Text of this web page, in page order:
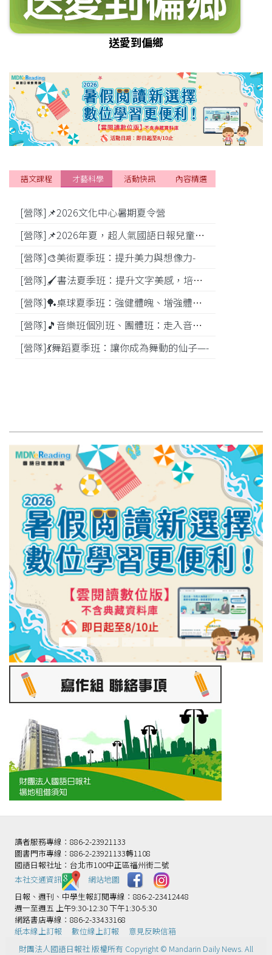
送愛到偏鄉
[營隊]📌2026文化中心暑期夏令營
[營隊]📌2026年夏，超人氣國語日報兒童商學院搶先報！
[營隊]🎨美術夏季班：提升美力與想像力-
[營隊]🖌️書法夏季班：提升文字美感，培養專注力—
[營隊]️🏓桌球夏季班：強健體魄、增強體能---
[營隊]🎵️音樂班個別班、團體班：走入音樂世界-
[營隊]💃舞蹈夏季班：讓你成為舞動的仙子—-
語文課程 才藝科學 活動快訊 內容精選
讀者服務專線：886-2-23921133
圖書門市專線：886-2-23921133轉1108
國語日報社址：台北市100中正區福州街二號
本社交通資訊️
網站地圖
日報、週刊、中學生報訂閱專線：886-2-23412448
週一至週五 上午9:30-12:30 下午1:30-5:30
網路書店專線：886-2-33433168
紙本線上訂報
數位線上訂報
意見反映信箱
財團法人國語日報社 版權所有 Copyright © Mandarin Daily News. All